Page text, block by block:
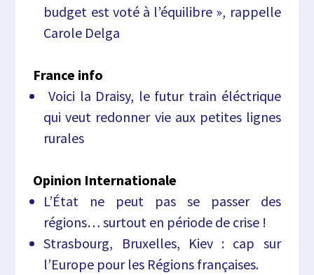
budget est voté à l’équilibre », rappelle
Carole Delga
France info
Voici la Draisy, le futur train éléctrique
qui veut redonner vie aux petites lignes
rurales
Opinion Internationale
L’État ne peut pas se passer des
régions… surtout en période de crise !
Strasbourg, Bruxelles, Kiev : cap sur
l’Europe pour les Régions françaises.